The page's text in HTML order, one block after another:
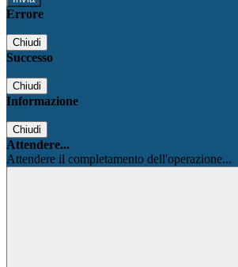
Errore
Chiudi
Successo
Chiudi
Informazione
Chiudi
Attendere...
Attendere il completamento dell'operazione...